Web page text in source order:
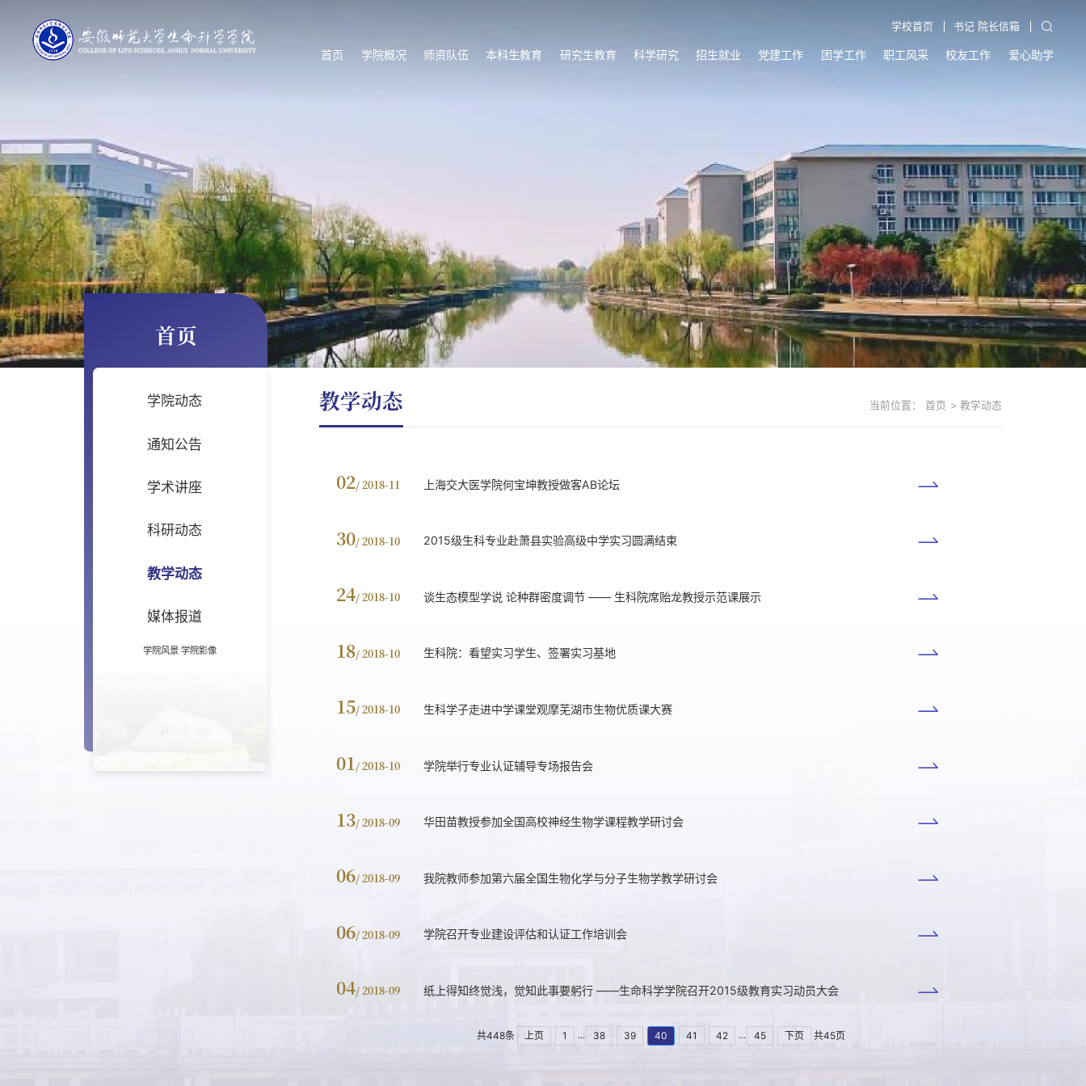
学校首页 书记 院长信箱
首页 学院概况 师资队伍 本科生教育 研究生教育 科学研究 招生就业 党建工作 团学工作 职工风采 校友工作 爱心助学
首页
学院动态
通知公告
学术讲座
科研动态
教学动态
媒体报道
学院风景 学院影像
教学动态 当前位置： 首页 > 教学动态
02/ 2018-11 上海交大医学院何宝坤教授做客AB论坛
30/ 2018-10 2015级生科专业赴萧县实验高级中学实习圆满结束
24/ 2018-10 谈生态模型学说 论种群密度调节 —— 生科院席贻龙教授示范课展示
18/ 2018-10 生科院：看望实习学生、签署实习基地
15/ 2018-10 生科学子走进中学课堂观摩芜湖市生物优质课大赛
01 / 2018-10 学院举行专业认证辅导专场报告会
13/ 2018-09 华田苗教授参加全国高校神经生物学课程教学研讨会
06/ 2018-09 我院教师参加第六届全国生物化学与分子生物学教学研讨会
06/ 2018-09 学院召开专业建设评估和认证工作培训会
04/ 2018-09 纸上得知终觉浅，觉知此事要躬行 ——生命科学学院召开2015级教育实习动员大会
共448条 上页 1 ... 38 39 40 41 42 ... 45 下页 共45页